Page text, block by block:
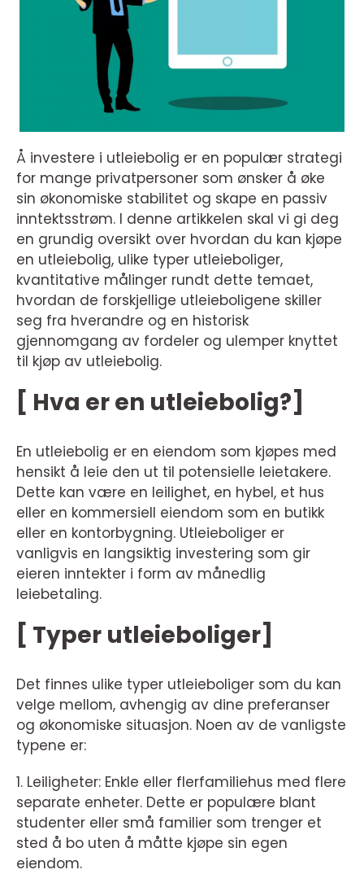
Å investere i utleiebolig er en populær strategi
for mange privatpersoner som ønsker å øke
sin økonomiske stabilitet og skape en passiv
inntektsstrøm. I denne artikkelen skal vi gi deg
en grundig oversikt over hvordan du kan kjøpe
en utleiebolig, ulike typer utleieboliger,
kvantitative målinger rundt dette temaet,
hvordan de forskjellige utleieboligene skiller
seg fra hverandre og en historisk
gjennomgang av fordeler og ulemper knyttet
til kjøp av utleiebolig.
[ Hva er en utleiebolig?]
En utleiebolig er en eiendom som kjøpes med
hensikt å leie den ut til potensielle leietakere.
Dette kan være en leilighet, en hybel, et hus
eller en kommersiell eiendom som en butikk
eller en kontorbygning. Utleieboliger er
vanligvis en langsiktig investering som gir
eieren inntekter i form av månedlig
leiebetaling.
[ Typer utleieboliger]
Det finnes ulike typer utleieboliger som du kan
velge mellom, avhengig av dine preferanser
og økonomiske situasjon. Noen av de vanligste
typene er:
1. Leiligheter: Enkle eller flerfamiliehus med flere
separate enheter. Dette er populære blant
studenter eller små familier som trenger et
sted å bo uten å måtte kjøpe sin egen
eiendom.